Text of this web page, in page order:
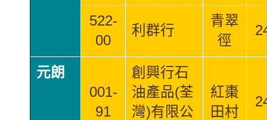
522-
00
利群行
青翠
徑
元朗
001-
91
創興行石
油產品(荃
灣)有限公
紅棗
田村